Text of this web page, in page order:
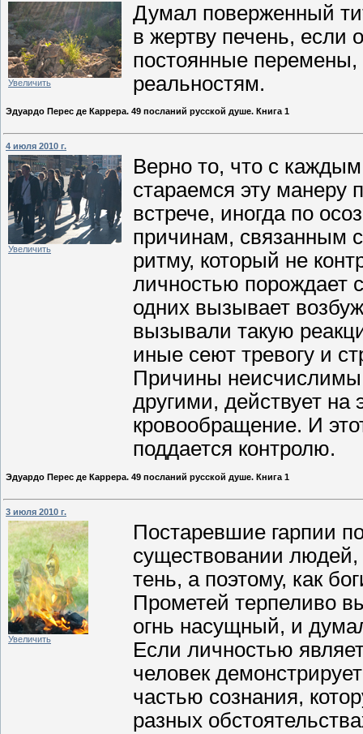
Увеличить
Думал поверженный
в жертву печень, если
постоянные
реальностям.
Эдуардо Перес де Каррера. 49 посланий русской душе. Книга 1
4 июля 2010 г.
Увеличить
Верно то, что с
стараемся эту манеру
встрече, иногда по
причинам, связанным
ритму, который не
личностью порождает
одних вызывает
вызывали такую
иные сеют тревогу и
Причины
другими, действует
кровообращение. И
поддается контролю.
Эдуардо Перес де Каррера. 49 посланий русской душе. Книга 1
3 июля 2010 г.
Увеличить
Постаревшие гарпии
существовании людей,
тень, а поэтому, как
Прометей терпеливо
огнь насущный, и
Если личностью
человек
частью сознания,
разных